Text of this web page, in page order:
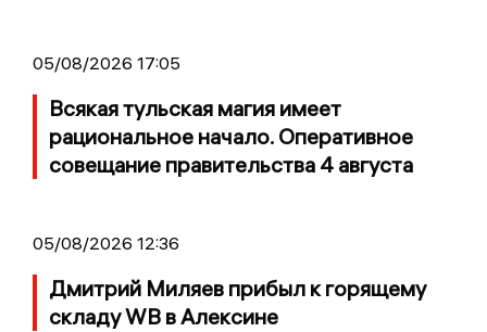
05/08/2026 17:05
Всякая тульская магия имеет
рациональное начало. Оперативное
совещание правительства 4 августа
05/08/2026 12:36
Дмитрий Миляев прибыл к горящему
складу WB в Алексине